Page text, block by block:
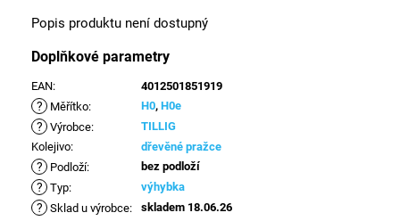
Popis produktu není dostupný
Doplňkové parametry
EAN: 4012501851919
? Měřítko: H0, H0e
? Výrobce:
TILLIG
Kolejivo: dřevěné pražce
? Podloží: bez podloží
? Typ: výhybka
? Sklad u výrobce: skladem 18.06.26